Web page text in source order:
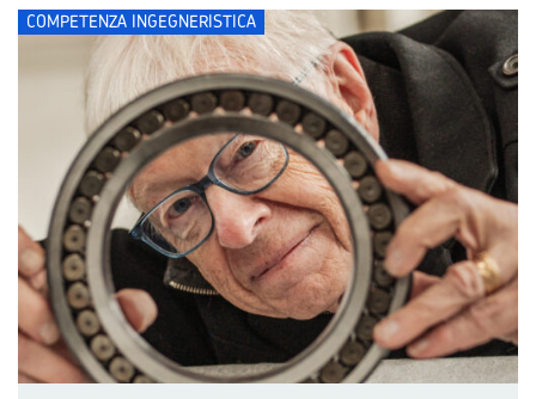
COMPETENZA INGEGNERISTICA